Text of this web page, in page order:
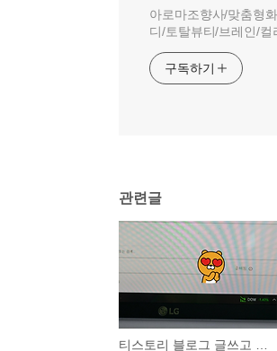
아로마조향사/맞춤형
디/토탈뷰티/브레인/컬
구독하기
관련글